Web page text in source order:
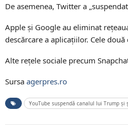
De asemenea, Twitter a
Apple şi Google au eliminat
descărcare a aplicaţiilor. Cele
Alte reţele sociale precum
Sursa agerpres.ro
YouTube suspendă canalul lui Trump